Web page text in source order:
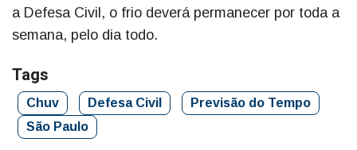
a Defesa Civil, o frio deverá permanecer por toda a
semana, pelo dia todo.
Tags
Chuv Defesa Civil
Previsão do Tempo
São Paulo